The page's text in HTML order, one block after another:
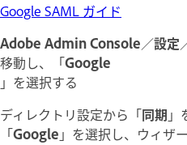
Google SAML ガイド
Adobe Admin Console／設定
移動し、「Google
」を選択する
ディレクトリ設定から「同期 」
「Google 」を選択し、 ウィザ